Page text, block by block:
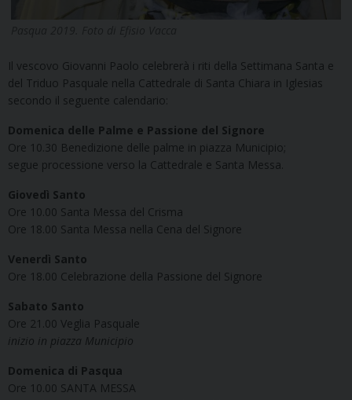
Il vescovo Giovanni Paolo celebrerà i riti della Settimana Santa e
del Triduo Pasquale nella Cattedrale di Santa Chiara in Iglesias
secondo il seguente calendario:
Domenica delle Palme e Passione del Signore
Ore 10.30 Benedizione delle palme in piazza Municipio;
segue processione verso la Cattedrale e Santa Messa.
Giovedì Santo
Ore 10.00 Santa Messa del Crisma
Ore 18.00 Santa Messa nella Cena del Signore
Venerdì Santo
Ore 18.00 Celebrazione della Passione del Signore
Sabato Santo
Ore 21.00 Veglia Pasquale
inizio in piazza Municipio
Domenica di Pasqua
Ore 10.00 SANTA MESSA